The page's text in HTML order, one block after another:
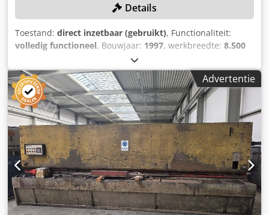
Details
Toestand: direct inzetbaar (gebruikt), Functionaliteit:
volledig functioneel, Bouwjaar: 1997, werkbreedte: 8.500
8 mm, achteraanslag:
totale lengte:9.530 mm, Uitrusting:vingerbescherming,
De machine is in 2021 gereviseerd! TECHNISCHE DETAILS
Snijbreedte: 8.500 mm Snijdikte: 8 mm Achteraanslag:
1.000 mm MACHINEGEGEVENS Besturing: Conventioneel
Motorvermogen: 15 kW Afmetingen & gewicht Afmetingen
(L x B x H): 9.530 x 2.750 x 2.950 mm Machinegewicht:
55.000 kg UITRUSTING Elektrische aanslag
Vingerbeveiliging: Vast Hoekverstelling: Gemotoriseerd
Snijspelingverstelling: Gemotoriseerd Dodeyuaiaepfx
Aigjck Documentatie CE-markering
Advertentie